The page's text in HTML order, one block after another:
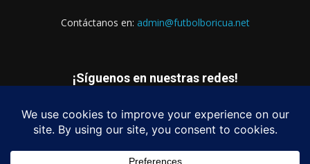
Contáctanos en: admin@futbolboricua.net
¡Síguenos en nuestras redes!